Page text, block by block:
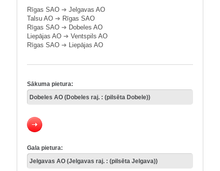
Rīgas SAO ➔ Jelgavas AO
Talsu AO ➔ Rīgas SAO
Rīgas SAO ➔ Dobeles AO
Liepājas AO ➔ Ventspils AO
Rīgas SAO ➔ Liepājas AO
Sākuma pietura:
Gala pietura: